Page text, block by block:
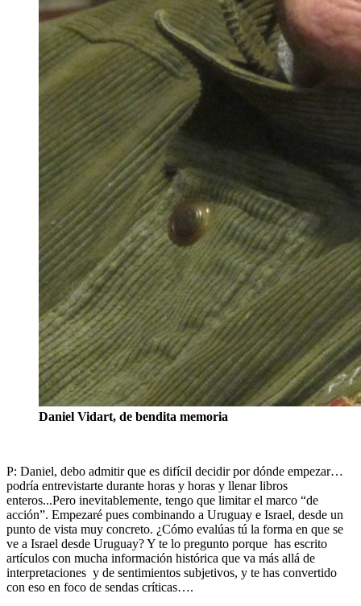
Daniel Vidart, de bendita memoria
P: Daniel, debo admitir que es difícil decidir por dónde empezar…
podría entrevistarte durante horas y horas y llenar libros
enteros...Pero inevitablemente, tengo que limitar el marco “de
acción”. Empezaré pues combinando a Uruguay e Israel, desde un
punto de vista muy concreto. ¿Cómo evalúas tú la forma en que se
ve a Israel desde Uruguay? Y te lo pregunto porque has escrito
artículos con mucha información histórica que va más allá de
interpretaciones y de sentimientos subjetivos, y te has convertido
con eso en foco de sendas críticas….